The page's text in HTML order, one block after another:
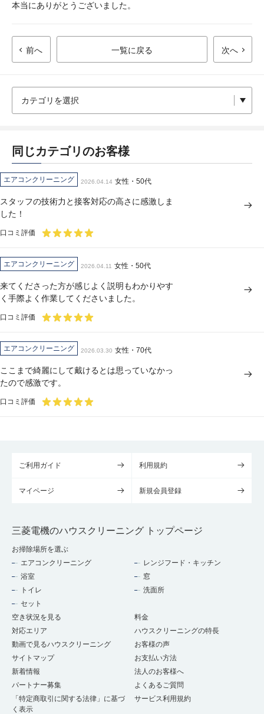
本当にありがとうございました。
前へ 一覧に戻る 次へ
同じカテゴリのお客様
エアコンクリーニング 2026.04.14 女性・50代
スタッフの技術力と接客対応の高さに感激しま
した！
口コミ評価
エアコンクリーニング 2026.04.11 女性・50代
来てくださった方が感じよく説明もわかりやす
く手際よく作業してくださいました。
口コミ評価
エアコンクリーニング 2026.03.30 女性・70代
ここまで綺麗にして戴けるとは思っていなかっ
たので感激です。
口コミ評価
ご利用ガイド 利用規約
マイページ 新規会員登録
三菱電機のハウスクリーニング トップページ
お掃除場所を選ぶ
エアコンクリーニング
レンジフード・キッチン
浴室
窓
トイレ
洗面所
セット
空き状況を見る
料金
対応エリア
ハウスクリーニングの特長
動画で見るハウスクリーニング
お客様の声
サイトマップ
お支払い方法
新着情報
法人のお客様へ
パートナー募集
よくあるご質問
「特定商取引に関する法律」に基づ
く表示
サービス利用規約